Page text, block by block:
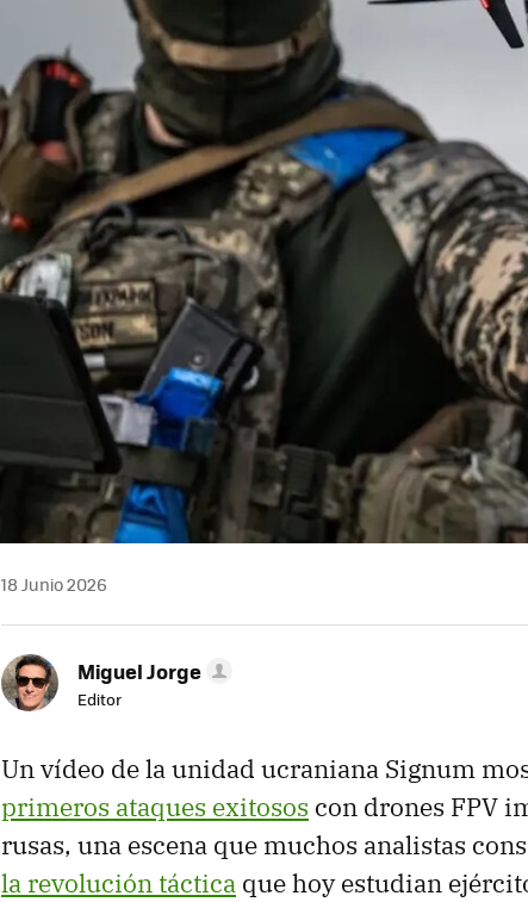
18 Junio 2026
Miguel Jorge
Editor
Un vídeo de la unidad ucraniana Signum
primeros ataques exitosos con drones FPV
rusas, una escena que muchos analistas
la revolución táctica que hoy estudian